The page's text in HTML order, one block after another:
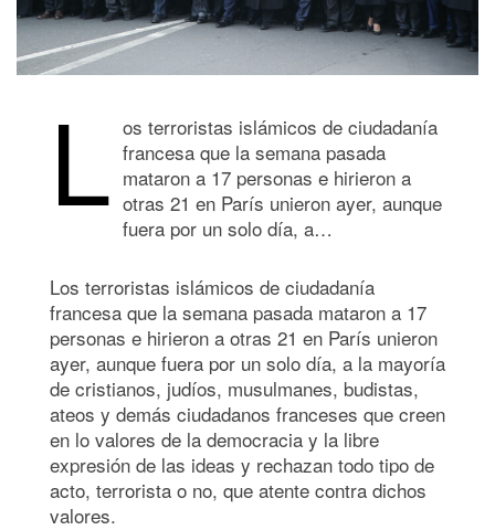
L os terroristas islámicos de ciudadanía
francesa que la semana pasada
mataron a 17 personas e hirieron a
otras 21 en París unieron ayer, aunque
fuera por un solo día, a…
Los terroristas islámicos de ciudadanía
francesa que la semana pasada mataron a 17
personas e hirieron a otras 21 en París unieron
ayer, aunque fuera por un solo día, a la mayoría
de cristianos, judíos, musulmanes, budistas,
ateos y demás ciudadanos franceses que creen
en lo valores de la democracia y la libre
expresión de las ideas y rechazan todo tipo de
acto, terrorista o no, que atente contra dichos
valores.